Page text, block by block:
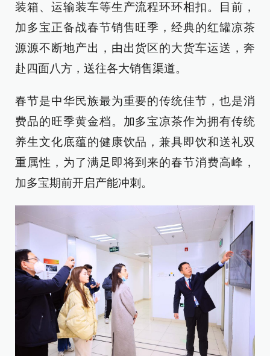
装箱、运输装车等生产流程环环相扣。目前，
加多宝正备战春节销售旺季，经典的红罐凉茶
源源不断地产出，由出货区的大货车运送，奔
赴四面八方，送往各大销售渠道。
春节是中华民族最为重要的传统佳节，也是消
费品的旺季黄金档。加多宝凉茶作为拥有传统
养生文化底蕴的健康饮品，兼具即饮和送礼双
重属性，为了满足即将到来的春节消费高峰，
加多宝期前开启产能冲刺。